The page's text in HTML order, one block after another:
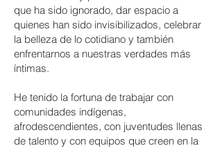
que ha sido ignorado, dar espacio a
quienes han sido invisibilizados, celebrar
la belleza de lo cotidiano y también
enfrentarnos a nuestras verdades más
íntimas.
He tenido la fortuna de trabajar con
comunidades indígenas,
afrodescendientes, con juventudes llenas
de talento y con equipos que creen en la